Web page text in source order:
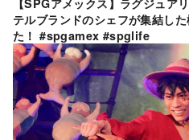
【SPGアメックス】ラグジュア
テルブランドのシェフが集結し
た！ #spgamex #spglife